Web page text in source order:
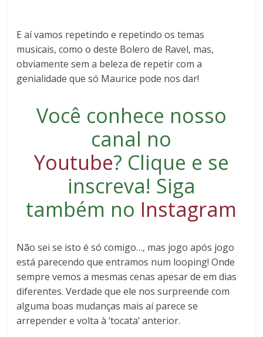
E aí vamos repetindo e repetindo os temas
musicais, como o deste Bolero de Ravel, mas,
obviamente sem a beleza de repetir com a
genialidade que só Maurice pode nos dar!
Você conhece nosso
canal no
Youtube? Clique e se
inscreva! Siga
também no Instagram
Não sei se isto é só comigo…, mas jogo após jogo
está parecendo que entramos num looping! Onde
sempre vemos a mesmas cenas apesar de em dias
diferentes. Verdade que ele nos surpreende com
alguma boas mudanças mais aí parece se
arrepender e volta à ‘tocata’ anterior.